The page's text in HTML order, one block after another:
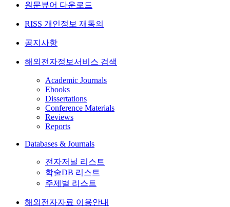
원문뷰어 다운로드
RISS 개인정보 재동의
공지사항
해외전자정보서비스 검색
Academic Journals
Ebooks
Dissertations
Conference Materials
Reviews
Reports
Databases & Journals
전자저널 리스트
학술DB 리스트
주제별 리스트
해외전자자료 이용안내